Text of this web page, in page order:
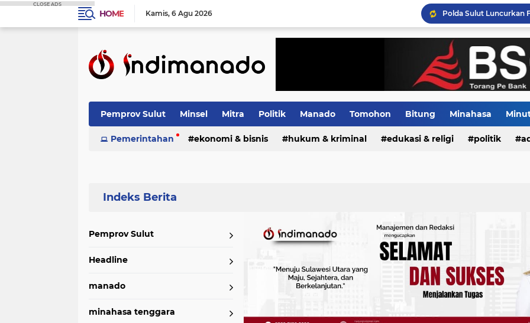
HOME Kamis 6 Agu 2026
Tiga Pejabat Utama
Distribusi BBM Subsidi
Pemprov Sulut Minsel Mitra Politik Manado Tomohon Bitung Minahasa
Nasional Advetorial Terpopuler Indeks
Pemerintahan ekonomi & bisnis hukum & kriminal edukasi & religi politik
Pemprov Sulut
Headline
manado
minahasa tenggara
CLOSE ADS